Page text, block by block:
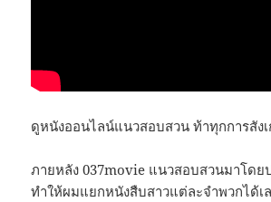
ดูหนังออนไลน์แนวสอบสวน ท้าทุกการสัง
ภายหลัง 037movie แนวสอบสวนมาโด
ทำให้ผมแยกหนังสืบสาวแต่ละจำพวกได้เ